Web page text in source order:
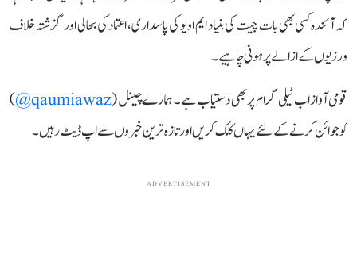
کہ آئندہ کسی بھی بات چیت کی بنیاد ایم او یو کی پاسداری، اعتماد کی بحالی اور گزشتہ خلاف
ورزیوں کے ازالے پر ہونی چاہیے۔
قومی آواز اب ٹیلی گرام پر بھی دستیاب ہے۔ ہمارے چینل (qaumiawaz@
)
کو جوائن کرنے کے لئے یہاں کلک کریں اور تازہ ترین خبروں سے اپ ڈیٹ رہیں۔
ADVERTISEMENT